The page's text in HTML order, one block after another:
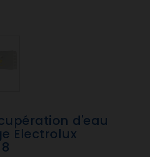
d'eau
Electrolux